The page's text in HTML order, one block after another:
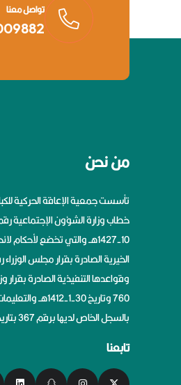
تواصل معنا
من نحن
تأسست جمعية الإعاقة الحركية
10-1427هــ والتي تخضع
وقواعدها التنفيذية الصادرة
760 وتاريخ 30-1-
بالسجل الخاص لديها برقم 367 بتاريخ 18-7-1428هــ.
تابعنا